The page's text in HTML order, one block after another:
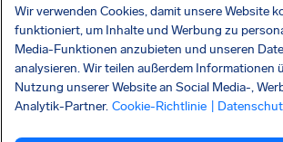
SocialFacebook
SocialTwitter
SocialInstagram
ERHALTEN SIE UNSERE
Wir verwenden Cookies, damit unsere Website
funktioniert, um Inhalte und Werbung zu
Media-Funktionen anzubieten und unseren
analysieren. Wir teilen außerdem Informationen
Nutzung unserer Website an Social Media-,
Analytik-Partner. Cookie-Richtlinie |